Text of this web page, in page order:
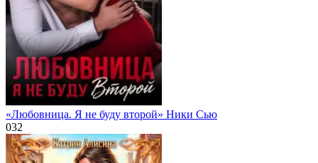
«Любовница. Я не буду второй» Ники Сью
032